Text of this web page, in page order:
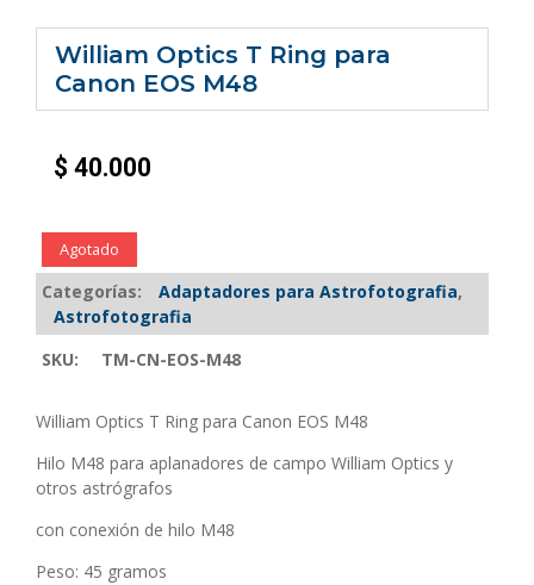
William Optics T Ring para
Canon EOS M48
$ 40.000
Agotado
Categorías: Adaptadores para Astrofotografia,
Astrofotografia
SKU:
TM-CN-EOS-M48
William Optics T Ring para Canon EOS M48
Hilo M48 para aplanadores de campo William Optics y
otros astrógrafos
con conexión de hilo M48
Peso: 45 gramos